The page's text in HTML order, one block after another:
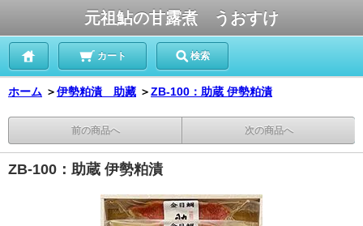
元祖鮎の甘露煮 うおすけ
カート 検索
ホーム ＞伊勢粕漬 助藏 ＞ZB-100：助蔵 伊勢粕漬
前の商品へ 次の商品へ
ZB-100：助蔵 伊勢粕漬